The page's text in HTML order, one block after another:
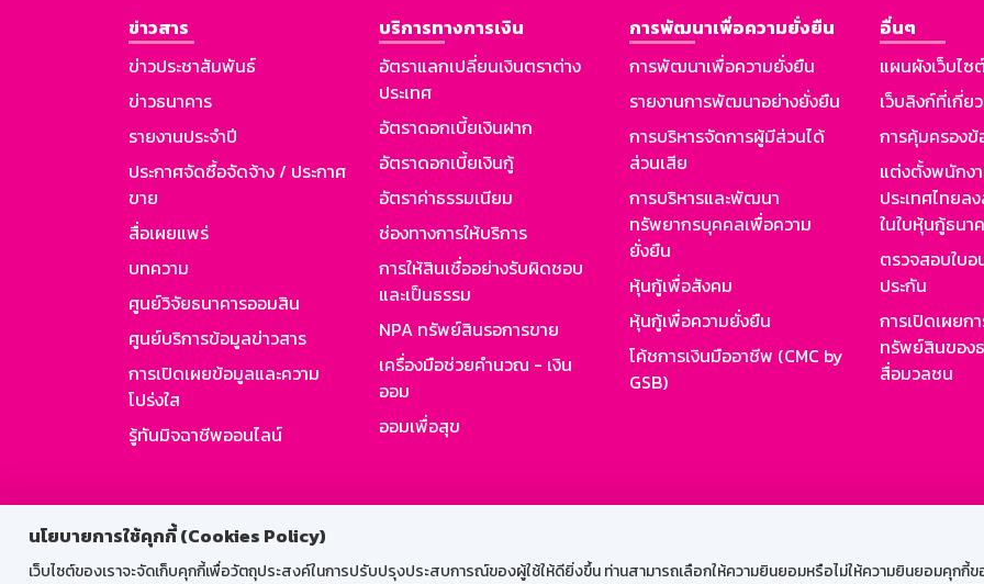
นโยบายการใช้คุกกี้ (Cookies Policy)
เว็บไซต์ของเราจะจัดเก็บคุกกี้เพื่อวัตถุประสงค์ในการปรับปรุงประสบการณ์ของผู้ใช้ให้ดียิ่งขึ้น ท่านสามารถเลือกให้ความยินยอมหรือไม่ให้ความยินยอมคุกกี้ข
ข่าวสาร
ข่าวประชาสัมพันธ์
ข่าวธนาคาร
รายงานประจำปี
ประกาศจัดซื้อจัดจ้าง / ประกาศ
ขาย
สื่อเผยแพร่
บทความ
ศูนย์วิจัยธนาคารออมสิน
ศูนย์บริการข้อมูลข่าวสาร
การเปิดเผยข้อมูลและความ
โปร่งใส
รู้ทันมิจฉาชีพออนไลน์
บริการทางการเงิน
อัตราแลกเปลี่ยนเงินตราต่าง
ประเทศ
อัตราดอกเบี้ยเงินฝาก
อัตราดอกเบี้ยเงินกู้
อัตราค่าธรรมเนียม
ช่องทางการให้บริการ
การให้สินเชื่ออย่างรับผิดชอบ
และเป็นธรรม
NPA ทรัพย์สินรอการขาย
เครื่องมือช่วยคำนวณ - เงิน
ออม
ออมเพื่อสุข
การพัฒนาเพื่อความยั่งยืน
การพัฒนาเพื่อความยั่งยืน
รายงานการพัฒนาอย่างยั่งยืน
การบริหารจัดการผู้มีส่วนได้
ส่วนเสีย
การบริหารและพัฒนา
ทรัพยากรบุคคลเพื่อความ
ยั่งยืน
หุ้นกู้เพื่อสังคม
หุ้นกู้เพื่อความยั่งยืน
โค้ชการเงินมืออาชีพ (CMC by
GSB)
อื่นๆ
แผนผังเว็บไซ
เว็บลิงก์ที่เกี่ย
การคุ้มครอง
แต่งตั้งพนักง
ประเทศไทยล
ในใบหุ้นกู้ธนา
ตรวจสอบใบ
ประกัน
การเปิดเผยก
ทรัพย์สินของ
สื่อมวลชน